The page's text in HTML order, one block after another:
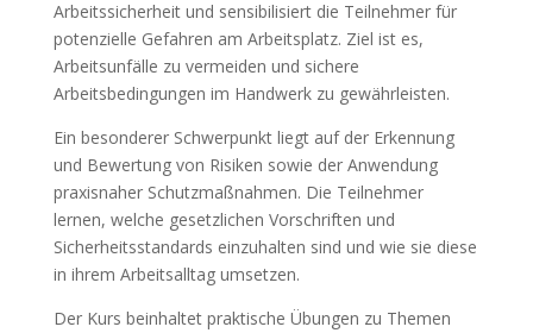
Arbeitssicherheit und sensibilisiert die Teilnehmer für
potenzielle Gefahren am Arbeitsplatz. Ziel ist es,
Arbeitsunfälle zu vermeiden und sichere
Arbeitsbedingungen im Handwerk zu gewährleisten.
Ein besonderer Schwerpunkt liegt auf der Erkennung
und Bewertung von Risiken sowie der Anwendung
praxisnaher Schutzmaßnahmen. Die Teilnehmer
lernen, welche gesetzlichen Vorschriften und
Sicherheitsstandards einzuhalten sind und wie sie diese
in ihrem Arbeitsalltag umsetzen.
Der Kurs beinhaltet praktische Übungen zu Themen